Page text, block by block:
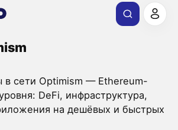
в сети Optimism — Ethereum-
DeFi, инфраструктура,
на дешёвых и быстрых